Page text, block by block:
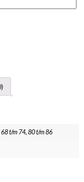
t/m 74, 80 t/m 86